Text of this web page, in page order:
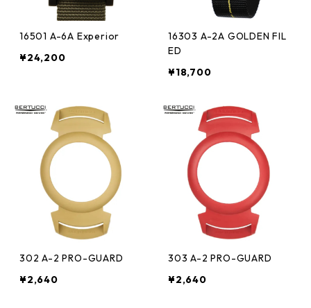
16501 A-6A Experior
¥24,200
16303 A-2A GOLDEN FIL
ED
¥18,700
302 A-2 PRO-GUARD
¥2,640
303 A-2 PRO-GUARD
¥2,640